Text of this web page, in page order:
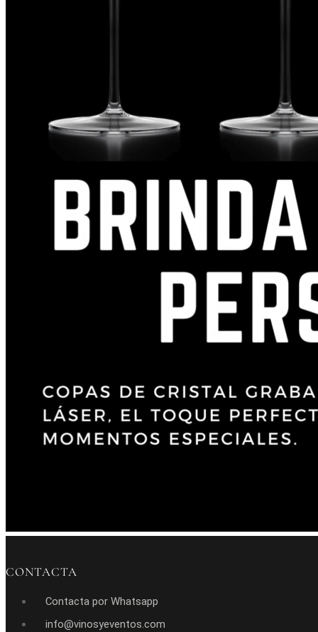
CONTACTA
Contacta por Whatsapp
info@vinosyeventos.com